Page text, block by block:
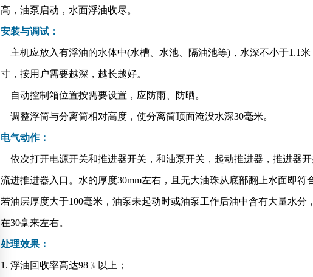
高，油泵启动，水面浮油收尽。
安装与调试：
主机应放入有浮油的水体中(水槽、水池、隔油池等)，水深不小于1.1
寸，按用户需要越深，越长越好。
自动控制箱位置按需要设置，应防雨、防晒。
调整浮筒与分离筒相对高度，使分离筒顶面淹没水深30毫米。
电气动作：
依次打开电源开关和推进器开关，和油泵开关，起动推进器，推进器
流进推进器入口。水的厚度30mm左右，且无大油珠从底部翻上水面即符
若油层厚度大于100毫米，油泵未起动时或油泵工作后油中含有大量水分
在30毫来左右。
处理效果：
1. 浮油回收率高达98﹪以上；